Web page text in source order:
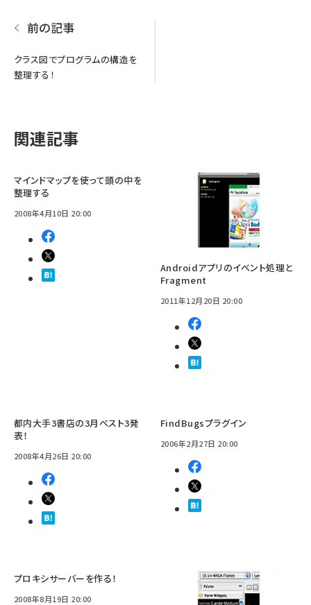
前の記事
クラス図でプログラムの構造を
整理する！
関連記事
マインドマップを使って頭の中を
整理する
2008年4月10日 20:00
Androidアプリのイベント処理と
Fragment
2011年12月20日 20:00
都内大手3書店の3月ベスト3発
表！
2008年4月26日 20:00
FindBugsプラグイン
2006年2月27日 20:00
プロキシサーバーを作る！
2008年8月19日 20:00